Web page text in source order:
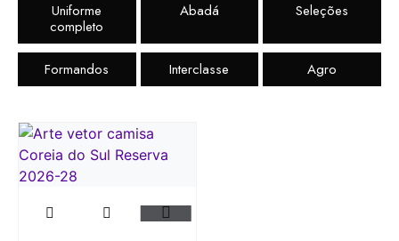
Uniforme
completo
Abadá Seleções
Formandos Interclasse Agro